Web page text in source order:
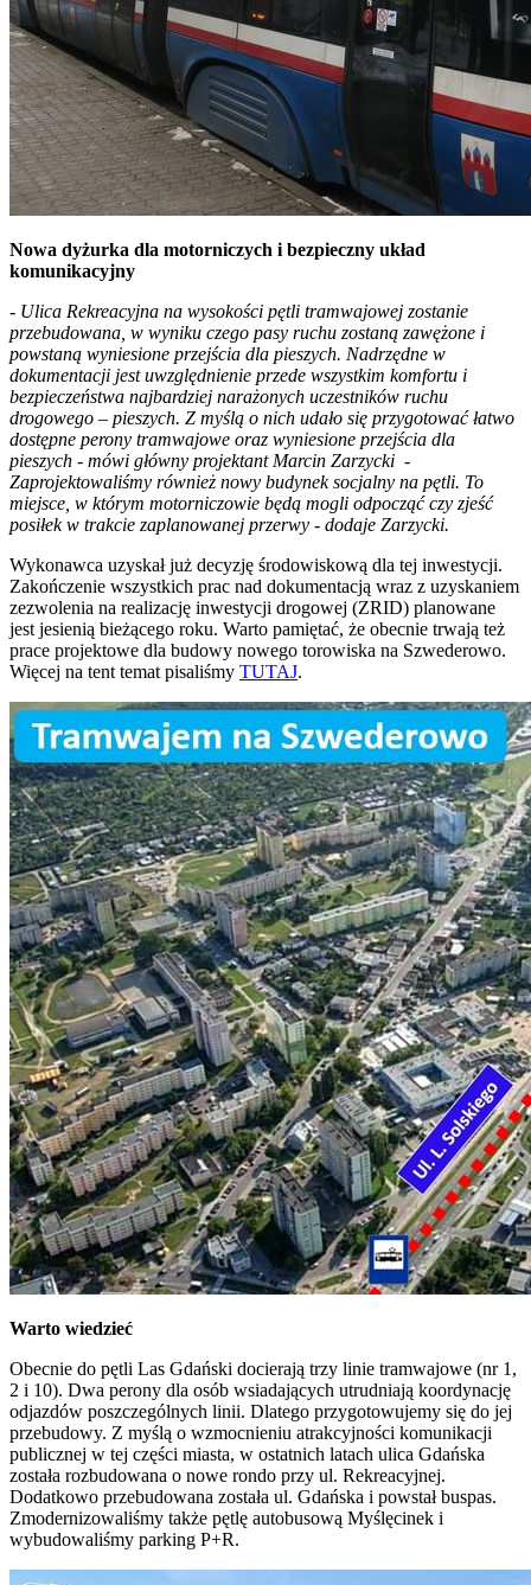
Nowa dyżurka dla motorniczych i bezpieczny układ
komunikacyjny
- Ulica Rekreacyjna na wysokości pętli tramwajowej zostanie
przebudowana, w wyniku czego pasy ruchu zostaną zawężone i
powstaną wyniesione przejścia dla pieszych. Nadrzędne w
dokumentacji jest uwzględnienie przede wszystkim komfortu i
bezpieczeństwa najbardziej narażonych uczestników ruchu
drogowego – pieszych. Z myślą o nich udało się przygotować łatwo
dostępne perony tramwajowe oraz wyniesione przejścia dla
pieszych - mówi główny projektant Marcin Zarzycki -
Zaprojektowaliśmy również nowy budynek socjalny na pętli. To
miejsce, w którym motorniczowie będą mogli odpocząć czy zjeść
posiłek w trakcie zaplanowanej przerwy - dodaje Zarzycki.
Wykonawca uzyskał już decyzję środowiskową dla tej inwestycji.
Zakończenie wszystkich prac nad dokumentacją wraz z uzyskaniem
zezwolenia na realizację inwestycji drogowej (ZRID) planowane
jest jesienią bieżącego roku. Warto pamiętać, że obecnie trwają też
prace projektowe dla budowy nowego torowiska na Szwederowo.
Więcej na tent temat pisaliśmy TUTAJ.
Warto wiedzieć
Obecnie do pętli Las Gdański docierają trzy linie tramwajowe (nr 1,
2 i 10). Dwa perony dla osób wsiadających utrudniają koordynację
odjazdów poszczególnych linii. Dlatego przygotowujemy się do jej
przebudowy. Z myślą o wzmocnieniu atrakcyjności komunikacji
publicznej w tej części miasta, w ostatnich latach ulica Gdańska
została rozbudowana o nowe rondo przy ul. Rekreacyjnej.
Dodatkowo przebudowana została ul. Gdańska i powstał buspas.
Zmodernizowaliśmy także pętlę autobusową Myślęcinek i
wybudowaliśmy parking P+R.